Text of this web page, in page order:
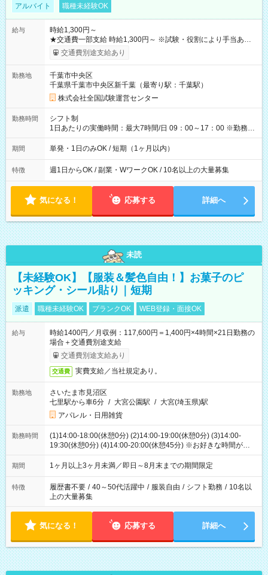
アルバイト 職種未経験OK
給与
時給1,300円～
★交通費一部支給 時給1,300円～ ※試験・役割により手当あり
※勤務回数により昇給あり 【即給（前払い）オプションあ
り！】 希望される場合、勤務から1週間ほどで給与の一部を受け
例】 ・河合塾模擬試験 8:30～17:30（休憩1時間） 時給1,300円
×8時間＝日収10,400円＋交通費 ※当日の役割により時給＋100
円の場合あり ・国家試験 7:00～13:30（休憩なし） 時給1,300
円（役割手当＋100円）×6時間＝日収8,400円＋交通費 【試用期
間】試用期間なし
交通費別途支給あり
勤務地
千葉市中央区
千葉県千葉市中央区新千葉（最寄り駅：千葉駅）
株式会社全国試験運営センター
勤務時間
シフト制
1日あたりの実働時間：最大7時間/日 09：00～17：00 ※勤務時
間は 試験により異なります。
期間 単発・1日のみOK / 短期（1ヶ月以内）
特徴 週1日からOK / 副業・WワークOK / 10名以上の大量募集
気になる！ 応募する 詳細へ
未読
【未経験OK】【服装＆髪色自由！】お菓子のピ
ッキング・シール貼り｜短期
派遣 職種未経験OK ブランクOK WEB登録・面接OK
給与
時給1400円／月収例：117,600円＝1,400円×4時間×21日勤務の
場合＋交通費別途支給
交通費別途支給あり
交通費 実費支給／当社規定あり。
勤務地
さいたま市見沼区
七里駅から車6分 / 大宮公園駅 / 大宮(埼玉県)駅
アパレル・日用雑貨
勤務時間
(1)14:00-18:00(休憩0分) (2)14:00-19:00(休憩0分) (3)14:00-
19:30(休憩0分) (4)14:00-20:00(休憩45分) ※お好きな時間が選べ
ます
期間 1ヶ月以上3ヶ月未満／即日～8月末までの期間限定
特徴 履歴書不要 / 40～50代活躍中 / 服装自由 / シフト勤務 / 10名以
上の大量募集
気になる！ 応募する 詳細へ